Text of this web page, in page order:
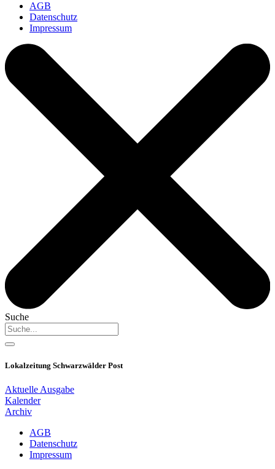
AGB
Datenschutz
Impressum
Suche
Lokalzeitung Schwarzwälder Post
Aktuelle Ausgabe
Kalender
Archiv
AGB
Datenschutz
Impressum